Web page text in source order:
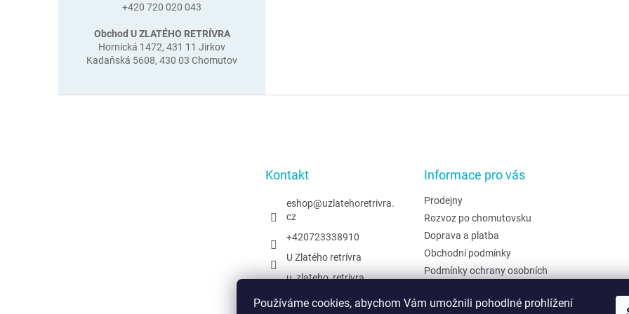
Používáme cookies, abychom Vám umožnili pohodlné prohlížení
+420 720 020 043
Obchod U ZLATÉHO RETRÍVRA
Hornická 1472, 431 11 Jirkov
Kadaňská 5608, 430 03 Chomutov
Kontakt
eshop@uzlatehoretrivra.
cz
+420723338910
U Zlatého retrívra
u_zlateho_retrivra
@uzlatehoretrivra
Informace pro vás
Prodejny
Rozvoz po chomutovsku
Doprava a platba
Obchodní podmínky
Podmínky ochrany osobních
Hodnocení obchodu